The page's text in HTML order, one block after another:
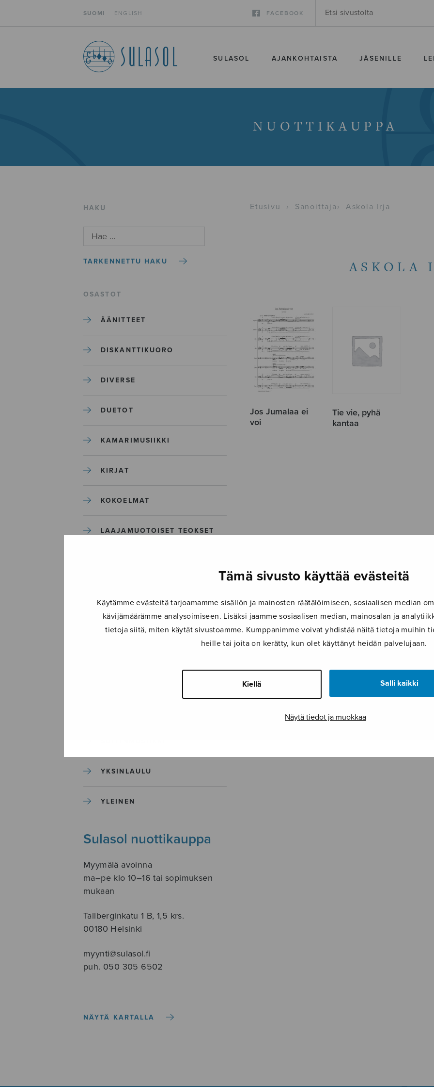
Tämä sivusto käyttää evästeitä
Käytämme evästeitä tarjoamamme sisällön ja mainosten räätälöimiseen, sosiaalisen median
kävijämäärämme analysoimiseen. Lisäksi jaamme sosiaalisen median, mainosalan ja
tietoja siitä, miten käytät sivustoamme. Kumppanimme voivat yhdistää näitä tietoja muihin
heille tai joita on kerätty, kun olet käyttänyt heidän palvelujaan.
Kiellä Salli kaikki
Näytä tiedot ja muokkaa
SUOMI ENGLISH FACEBOOK
SULASOL AJANKOHTAISTA JÄSENILLE
NUOTTIKAUPPA
HAKU
TARKENNETTU HAKU
OSASTOT
ÄÄNITTEET
DISKANTTIKUORO
DIVERSE
DUETOT
KAMARIMUSIIKKI
KIRJAT
KOKOELMAT
LAAJAMUOTOISET TEOKSET
MUUT
YKSINLAULU
YLEINEN
Sulasol nuottikauppa
Myymälä avoinna
ma–pe klo 10–16 tai sopimuksen
mukaan
Tallberginkatu 1 B, 1,5 krs.
00180 Helsinki
myynti@sulasol.fi
puh. 050 305 6502
NÄYTÄ KARTALLA
Etusivu › Sanoittaja › Askola Irja
ASKOLA
Jos Jumalaa ei
voi
Tie vie, pyhä
kantaa